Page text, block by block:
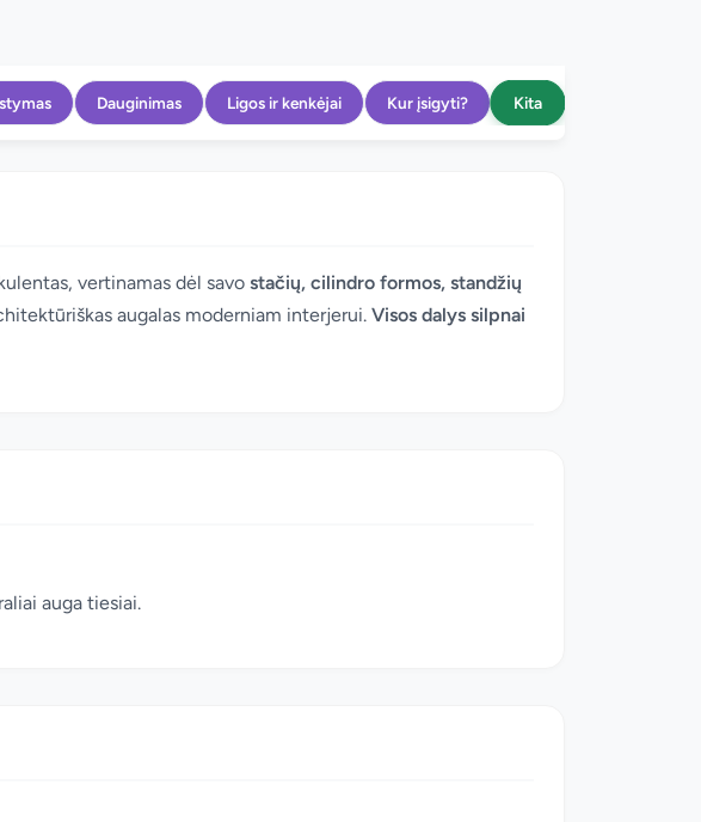
Dauginimas Ligos ir kenkėjai Kur įsigyti? Kita
vertinamas dėl savo stačių, cilindro formos, standžių
augalas moderniam interjerui. Visos dalys silpnai
auga tiesiai.